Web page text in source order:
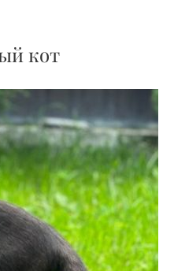
кот